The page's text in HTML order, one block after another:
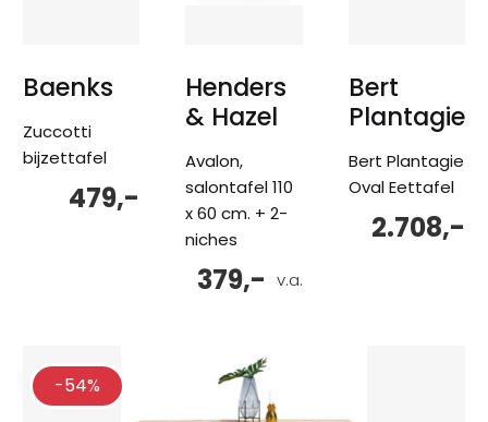
Baenks
Zuccotti
bijzettafel
479,-
Henders
& Hazel
Avalon,
salontafel 110
x 60 cm. + 2-
niches
v.a.
379,-
Bert
Plantagie
Bert Plantagie
Oval Eettafel
2.708,-
-54%